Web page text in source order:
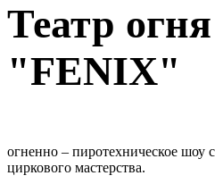
Театр
"FENIX"
огненно – пиротехническое шоу
циркового мастерства.